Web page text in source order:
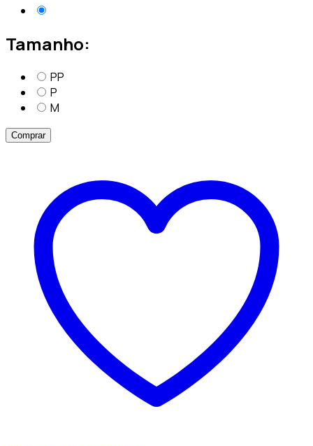
Tamanho:
PP
P
M
Comprar